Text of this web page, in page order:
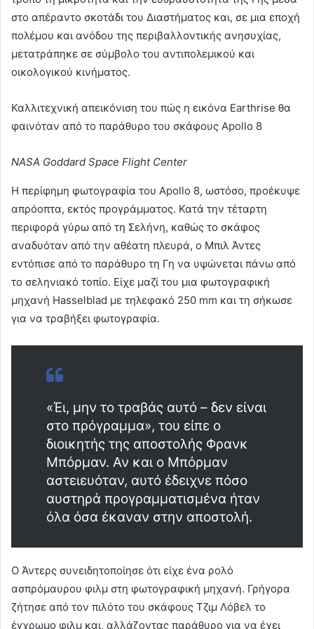
στο απέραντο σκοτάδι του Διαστήματος και, σε μια εποχή
πολέμου και ανόδου της περιβαλλοντικής ανησυχίας,
μετατράπηκε σε σύμβολο του αντιπολεμικού και
οικολογικού κινήματος.
Καλλιτεχνική απεικόνιση του πώς η εικόνα Earthrise θα
φαινόταν από το παράθυρο του σκάφους Apollo 8
NASA Goddard Space Flight Center
Η περίφημη φωτογραφία του Apollo 8, ωστόσο, προέκυψε
απρόοπτα, εκτός προγράμματος. Κατά την τέταρτη
περιφορά γύρω από τη Σελήνη, καθώς το σκάφος
αναδυόταν από την αθέατη πλευρά, ο Μπιλ Άντες
εντόπισε από το παράθυρο τη Γη να υψώνεται πάνω από
το σεληνιακό τοπίο. Είχε μαζί του μια φωτογραφική
μηχανή Hasselblad με τηλεφακό 250 mm και τη σήκωσε
για να τραβήξει φωτογραφία.
«Έι, μην το τραβάς αυτό – δεν είναι
στο πρόγραμμα», του είπε ο
διοικητής της αποστολής Φρανκ
Μπόρμαν. Αν και ο Μπόρμαν
αστειευόταν, αυτό έδειχνε πόσο
αυστηρά προγραμματισμένα ήταν
όλα όσα έκαναν στην αποστολή.
Ο Άντερς συνειδητοποίησε ότι είχε ένα ρολό
ασπρόμαυρου φιλμ στη φωτογραφική μηχανή. Γρήγορα
ζήτησε από τον πιλότο του σκάφους Τζιμ Λόβελ το
έγχρωμο φιλμ και, αλλάζοντας παράθυρο για να έχει